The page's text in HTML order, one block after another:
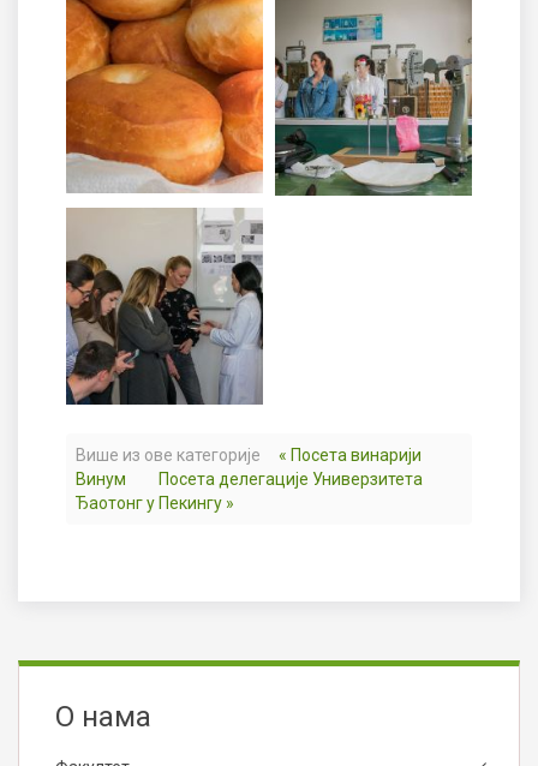
Више из ове категорије
« Посета винарији
Винум
Посета делегације Универзитета
Ђаотонг у Пекингу »
О нама